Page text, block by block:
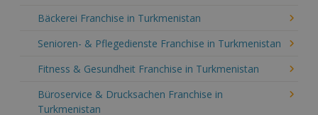
Bäckerei Franchise in Turkmenistan
Senioren- & Pflegedienste Franchise in Turkmenistan
Fitness & Gesundheit Franchise in Turkmenistan
Büroservice & Drucksachen Franchise in
Turkmenistan